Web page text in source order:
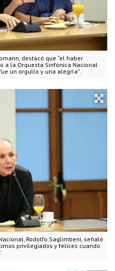
destacó que “el haber
a la Orquesta Sinfónica Nacional
un orgullo y una alegría”.
Rodolfo Saglimbeni, señaló
privilegiados y felices cuando